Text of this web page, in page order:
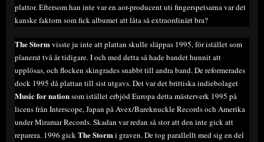
plattor. Eftersom han inte var en aor-producent uti fingerspetsarna var det
kanske faktorn som fick albumet att låta så extraordinärt bra?
The Stormvisste ju inte att plattan skulle släppas 1995, för istället som
planerat två år tidigare. I och med detta så hade bandet hunnit att
upplösas, och flocken skingrades snabbt till andra band. De reformerades
dock 1995 då plattan till sist utgavs. Det var det brittiska indiebolaget
Music for nationsom istället erbjöd Europa detta mästerverk 1995 på
licens från Interscope, Japan på Avex/Bareknuckle Records och Amerika
under Miramar Records. Skadan var redan så stor att den inte gick att
reparera. 1996 gickThe Stormi graven. De tog parallellt med sig en del